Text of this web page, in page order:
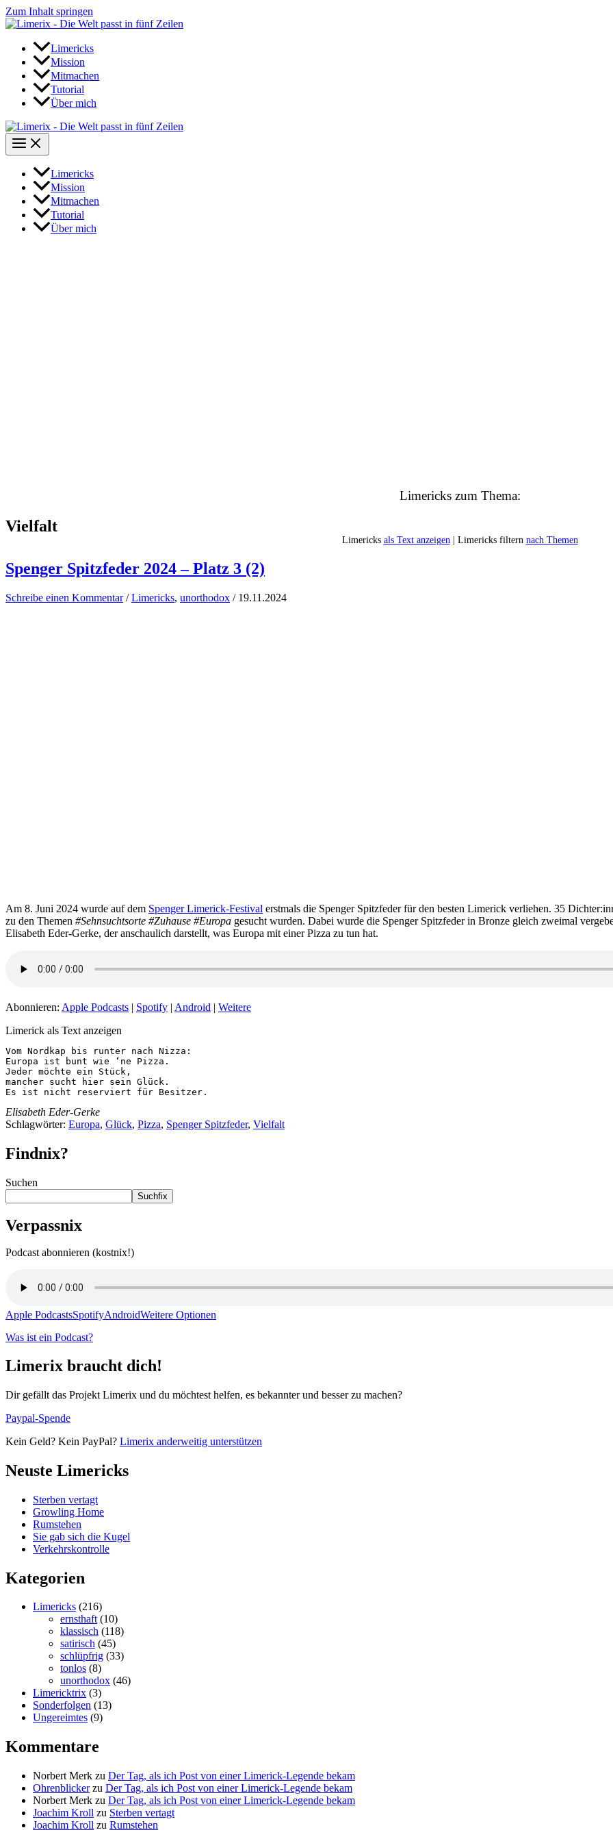
Zum Inhalt springen
Limericks
Mission
Mitmachen
Tutorial
Über mich
Limericks
Mission
Mitmachen
Tutorial
Über mich
Limericks zum Thema:
Vielfalt
Limericks als Text anzeigen| Limericks filtern nach Themen
Spenger Spitzfeder 2024 – Platz 3 (2)
Schreibe einen Kommentar /Limericks, unorthodox / 19.11.2024
Am 8. Juni 2024 wurde auf dem Spenger Limerick-Festival erstmals die Spenger Spitzfeder für den besten Limerick verliehen. 35
zu den Themen #Sehnsuchtsorte #Zuhause #Europa gesucht wurden. Dabei wurde die Spenger Spitzfeder in Bronze gleich zweimal
Elisabeth Eder-Gerke, der anschaulich darstellt, was Europa mit einer Pizza zu tun hat.
Abonnieren: Apple Podcasts | Spotify | Android | Weitere
Limerick als Text anzeigen
Vom Nordkap bis runter nach Nizza:
Europa ist bunt wie ‘ne Pizza.
Jeder möchte ein Stück,
mancher sucht hier sein Glück.
Es ist nicht reserviert für Besitzer.
Elisabeth Eder-Gerke
Schlagwörter: Europa, Glück, Pizza, Spenger Spitzfeder, Vielfalt
Findnix?
Suchen
Suchfix
Verpassnix
Podcast abonnieren (kostnix!)
Apple PodcastsSpotifyAndroidWeitere Optionen
Was ist ein Podcast?
Limerix braucht dich!
Dir gefällt das Projekt Limerix und du möchtest helfen, es bekannter und besser zu machen?
Paypal-Spende
Kein Geld? Kein PayPal? Limerix anderweitig unterstützen
Neuste Limericks
Sterben vertagt
Growling Home
Rumstehen
Sie gab sich die Kugel
Verkehrskontrolle
Kategorien
Limericks (216)
ernsthaft(10)
klassisch (118)
satirisch (45)
schlüpfrig (33)
tonlos (8)
unorthodox (46)
Limericktrix (3)
Sonderfolgen (13)
Ungereimtes (9)
Kommentare
Norbert Merk zu Der Tag, als ich Post von einer Limerick-Legende bekam
Ohrenblickerzu Der Tag, als ich Post von einer Limerick-Legende bekam
Norbert Merk zu Der Tag, als ich Post von einer Limerick-Legende bekam
Joachim Kroll zu Sterben vertagt
Joachim Kroll zu Rumstehen